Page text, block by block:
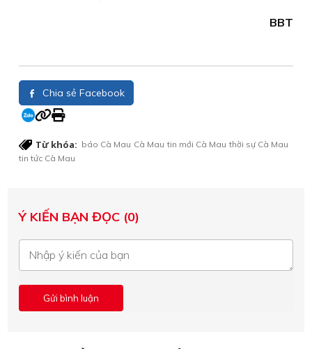
BBT
Chia sẻ Facebook
Từ khóa: báo Cà Mau Cà Mau tin mới Cà Mau thời sự Cà Mau
tin tức Cà Mau
Ý KIẾN BẠN ĐỌC (0)